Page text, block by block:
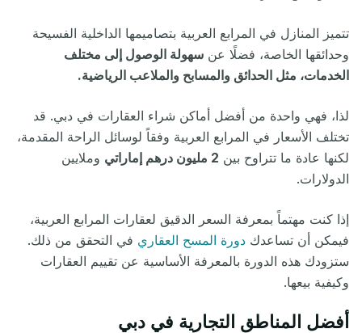
تتميز المنازل في المرابع العربية بتصاميمها الداخلية الفسيحة
وحدائقها الخاصة، فضلًا عن سهولة الوصول إلى مختلف
الخدمات، مثل الحدائق والمسابح والملاعب الرياضية.
لذا، فهي واحدة من أفضل أماكن شراء العقارات في دبي. قد
تختلف الأسعار في المرابع العربية وفقاً لوسائل الراحة المقدمة،
لكنها عادة ما تتراوح بين 2 مليون درهم إماراتي
وملايين
الدولارات.
إذا كنت مهتماً بمعرفة السعر الدقيق لعقارات المرابع العربية،
فيمكن أن تساعدك دورة المسح العقاري في التحقق من ذلك.
ستزودك هذه الدورة بالمعرفة الأساسية عن تقييم العقارات
وكيفية بيعها.
أفضل المناطق التجارية في دبي